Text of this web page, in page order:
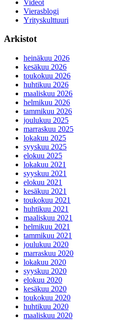
Videot
Vierasblogi
Yrityskulttuuri
Arkistot
heinäkuu 2026
kesäkuu 2026
toukokuu 2026
huhtikuu 2026
maaliskuu 2026
helmikuu 2026
tammikuu 2026
joulukuu 2025
marraskuu 2025
lokakuu 2025
syyskuu 2025
elokuu 2025
lokakuu 2021
syyskuu 2021
elokuu 2021
kesäkuu 2021
toukokuu 2021
huhtikuu 2021
maaliskuu 2021
helmikuu 2021
tammikuu 2021
joulukuu 2020
marraskuu 2020
lokakuu 2020
syyskuu 2020
elokuu 2020
kesäkuu 2020
toukokuu 2020
huhtikuu 2020
maaliskuu 2020